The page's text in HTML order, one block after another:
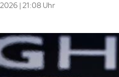
| 21:08 Uhr